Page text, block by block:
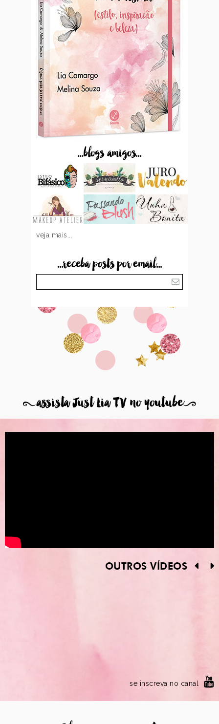
...blogs amigos...
veja mais...
...receba posts por email...
8assista Just Lia TV no youtube9
OUTROS VÍDEOS
se inscreva no canal